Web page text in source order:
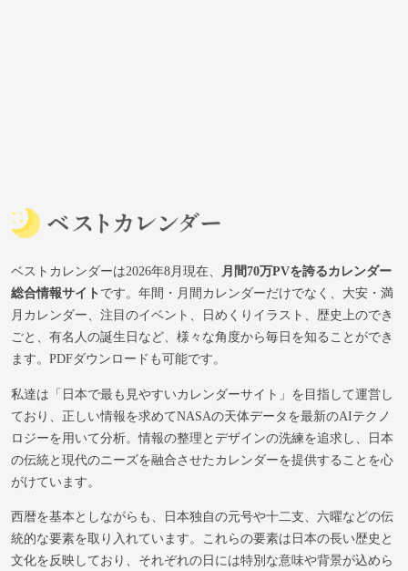
ベストカレンダーは2026年8月現在、
月間70万PVを誇るカレンダー
総合情報サイトです。年間・月間カレンダーだけでなく、大安・満
月カレンダー、注目のイベント、日めくりイラスト、歴史上のでき
ごと、有名人の誕生日など、様々な角度から毎日を知ることができ
ます。PDFダウンロードも可能です。
私達は「日本で最も見やすいカレンダーサイト」を目指して運営し
ており、正しい情報を求めてNASAの天体データを最新のAIテクノ
ロジーを用いて分析。情報の整理とデザインの洗練を追求し、日本
の伝統と現代のニーズを融合させたカレンダーを提供することを心
がけています。
西暦を基本としながらも、日本独自の元号や十二支、六曜などの伝
統的な要素を取り入れています。これらの要素は日本の長い歴史と
文化を反映しており、それぞれの日には特別な意味や背景が込めら